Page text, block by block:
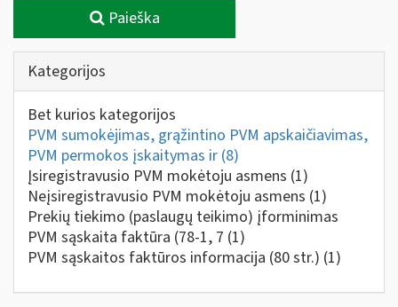
Paieška
Kategorijos
Bet kurios kategorijos
PVM sumokėjimas, grąžintino PVM apskaičiavimas,
PVM permokos įskaitymas ir (8)
Įsiregistravusio PVM mokėtoju asmens (1)
Neįsiregistravusio PVM mokėtoju asmens (1)
Prekių tiekimo (paslaugų teikimo) įforminimas
PVM sąskaita faktūra (78-1, 7 (1)
PVM sąskaitos faktūros informacija (80 str.) (1)